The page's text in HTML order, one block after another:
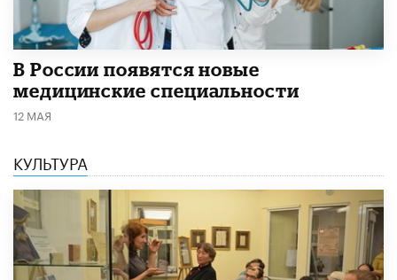
В России появятся новые
медицинские специальности
12 МАЯ
КУЛЬТУРА